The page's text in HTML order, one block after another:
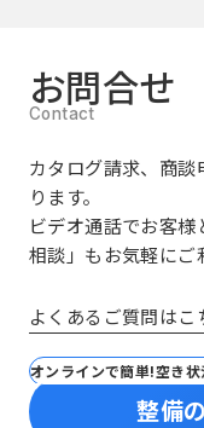
お問合せ
カタログ請求、商
ります。
ビデオ通話でお客
相談」も お気軽にご
よくあるご質問はこ
オンラインで簡単!空き
整備